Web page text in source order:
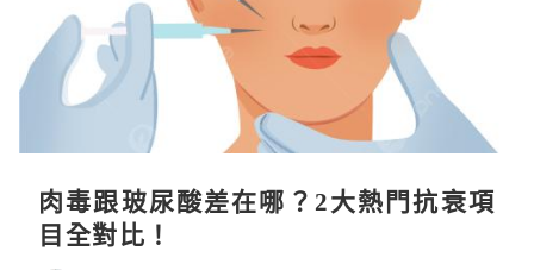
肉毒跟玻尿酸差在哪？2大熱門抗衰項
目全對比！